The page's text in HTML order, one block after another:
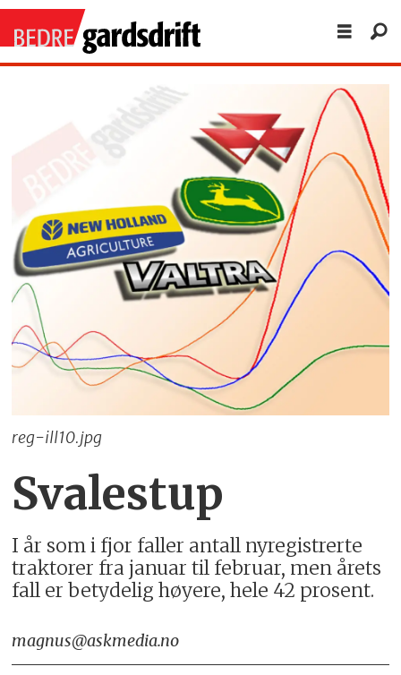
reg-ill10.jpg
Svalestup
I år som i fjor faller antall nyregistrerte
traktorer fra januar til februar, men årets
fall er betydelig høyere, hele 42 prosent.
magnus@askmedia.no